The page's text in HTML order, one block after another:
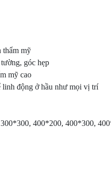
thẩm mỹ
góc hẹp
mỹ cao
động ở hầu như mọi vị trí
400*200, 400*300,